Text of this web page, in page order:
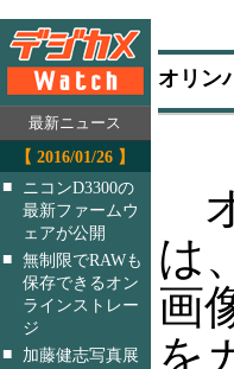
最新ニュース
【 2016/01/26 】
■
ニコンD3300の
最新ファームウ
ェアが公開
■ 無制限でRAWも
保存できるオン
ラインストレー
ジ
■
加藤健志写真展
オリン
は
画
を